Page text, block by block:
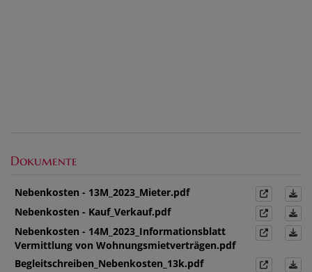
Dokumente
Nebenkosten - 13M_2023_Mieter.pdf
Nebenkosten - Kauf_Verkauf.pdf
Nebenkosten - 14M_2023_Informationsblatt
Vermittlung von Wohnungsmietverträgen.pdf
Begleitschreiben_Nebenkosten_13k.pdf